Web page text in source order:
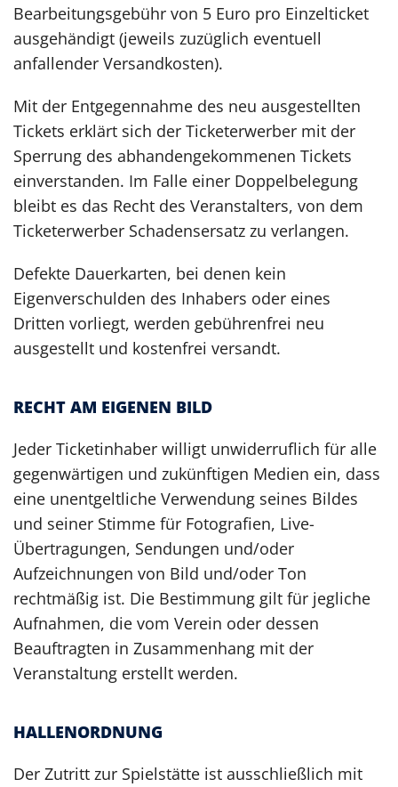
Bearbeitungsgebühr von 5 Euro pro Einzelticket
ausgehändigt (jeweils zuzüglich eventuell
anfallender Versandkosten).
Mit der Entgegennahme des neu ausgestellten
Tickets erklärt sich der Ticketerwerber mit der
Sperrung des abhandengekommenen Tickets
einverstanden. Im Falle einer Doppelbelegung
bleibt es das Recht des Veranstalters, von dem
Ticketerwerber Schadensersatz zu verlangen.
Defekte Dauerkarten, bei denen kein
Eigenverschulden des Inhabers oder eines
Dritten vorliegt, werden gebührenfrei neu
ausgestellt und kostenfrei versandt.
RECHT AM EIGENEN BILD
Jeder Ticketinhaber willigt unwiderruflich für alle
gegenwärtigen und zukünftigen Medien ein, dass
eine unentgeltliche Verwendung seines Bildes
und seiner Stimme für Fotografien, Live-
Übertragungen, Sendungen und/oder
Aufzeichnungen von Bild und/oder Ton
rechtmäßig ist. Die Bestimmung gilt für jegliche
Aufnahmen, die vom Verein oder dessen
Beauftragten in Zusammenhang mit der
Veranstaltung erstellt werden.
HALLENORDNUNG
Der Zutritt zur Spielstätte ist ausschließlich mit